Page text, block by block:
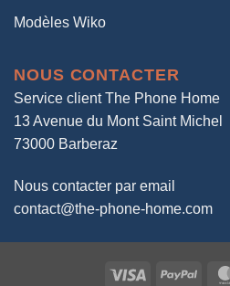
Modèles Wiko
NOUS CONTACTER
Service client The Phone Home
13 Avenue du Mont Saint Michel
73000 Barberaz
Nous contacter par email
contact@the-phone-home.com
Visa PayPal